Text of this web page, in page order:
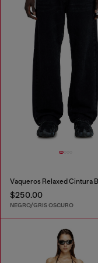
$250.00
NEGRO/GRIS OSCURO